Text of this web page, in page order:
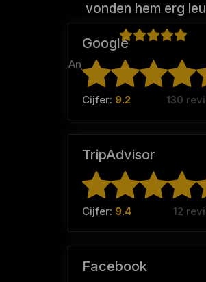
vonden hem erg
Anja Ebbinge (Team:
Google
Cijfer: 9.2 130
TripAdvisor
Cijfer: 9.4 12
Facebook